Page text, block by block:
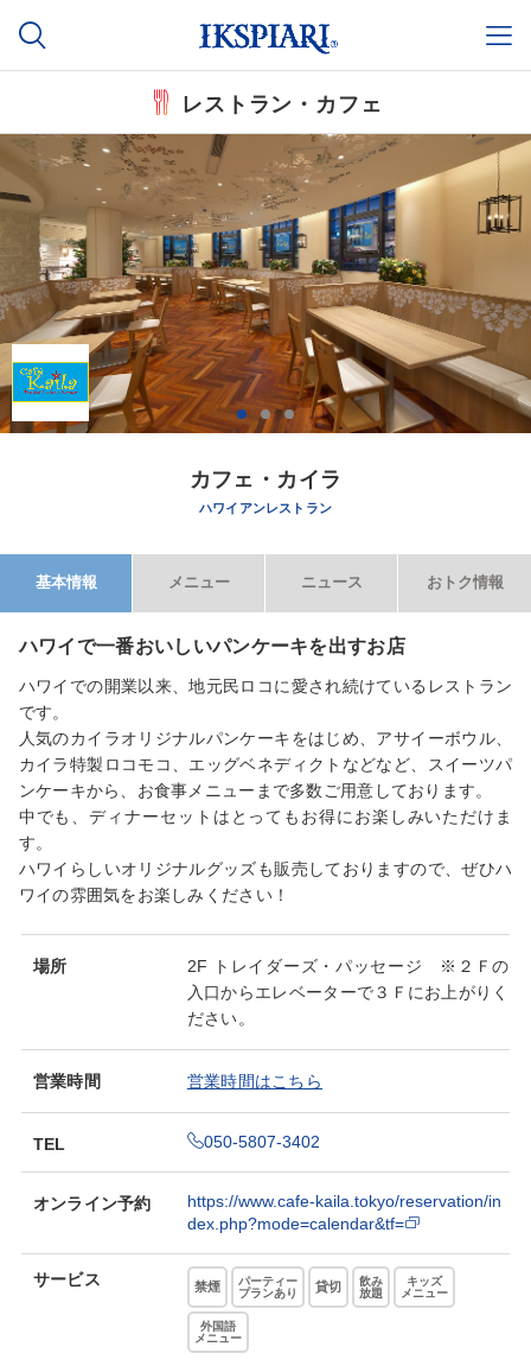
レストラン・カフェ
カフェ・カイラ
ハワイアンレストラン
基本情報 メニュー ニュース おトク情報
ハワイで一番おいしいパンケーキを出すお店
ハワイでの開業以来、地元民ロコに愛され続けているレストラン
です。
人気のカイラオリジナルパンケーキをはじめ、アサイーボウル、
カイラ特製ロコモコ、エッグベネディクトなどなど、スイーツパ
ンケーキから、お食事メニューまで多数ご用意しております。
中でも、ディナーセットはとってもお得にお楽しみいただけま
す。
ハワイらしいオリジナルグッズも販売しておりますので、ぜひハ
ワイの雰囲気をお楽しみください！
場所
2F トレイダーズ・パッセージ ※２Ｆの
入口からエレベーターで３Ｆにお上がりく
ださい。
営業時間 営業時間はこちら
TEL 050-5807-3402
オンライン予約
https://www.cafe-kaila.tokyo/reservation/in
dex.php?mode=calendar&tf=
サービス 禁煙
パーティー
プランあり
貸切
飲み
放題
キッズ
メニュー
外国語
メニュー